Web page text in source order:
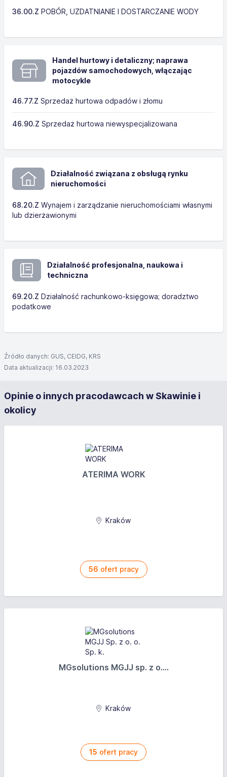
36.00.Z POBÓR, UZDATNIANIE I DOSTARCZANIE WODY
Handel hurtowy i detaliczny; naprawa
pojazdów samochodowych, włączając
motocykle
46.77.Z Sprzedaż hurtowa odpadów i złomu
46.90.Z Sprzedaż hurtowa niewyspecjalizowana
Działalność związana z obsługą rynku
nieruchomości
68.20.Z Wynajem i zarządzanie nieruchomościami własnymi
lub dzierżawionymi
Działalność profesjonalna, naukowa i
techniczna
69.20.Z Działalność rachunkowo-księgowa; doradztwo
podatkowe
Źródło danych: GUS, CEIDG, KRS
Data aktualizacji: 16.03.2023
Opinie o innych pracodawcach w Skawinie i
okolicy
ATERIMA WORK
Kraków
56 ofert pracy
MGsolutions MGJJ sp. z o....
Kraków
15 ofert pracy